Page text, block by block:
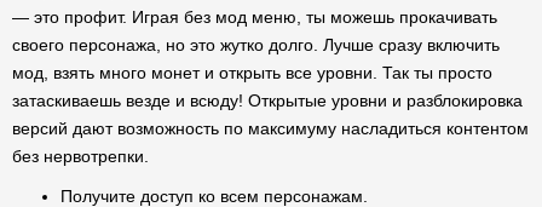
— это профит. Играя без мод меню, ты можешь прокачивать
своего персонажа, но это жутко долго. Лучше сразу включить
мод, взять много монет и открыть все уровни. Так ты просто
затаскиваешь везде и всюду! Открытые уровни и разблокировка
версий дают возможность по максимуму насладиться контентом
без нервотрепки.
Получите доступ ко всем персонажам.